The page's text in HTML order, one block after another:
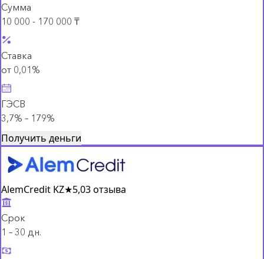
Сумма
10 000 - 170 000 ₸
Ставка
от 0,01%
ГЭСВ
3,7% – 179%
Получить деньги
AlemCredit KZ★5,03 отзыва
Срок
1 – 30 дн.